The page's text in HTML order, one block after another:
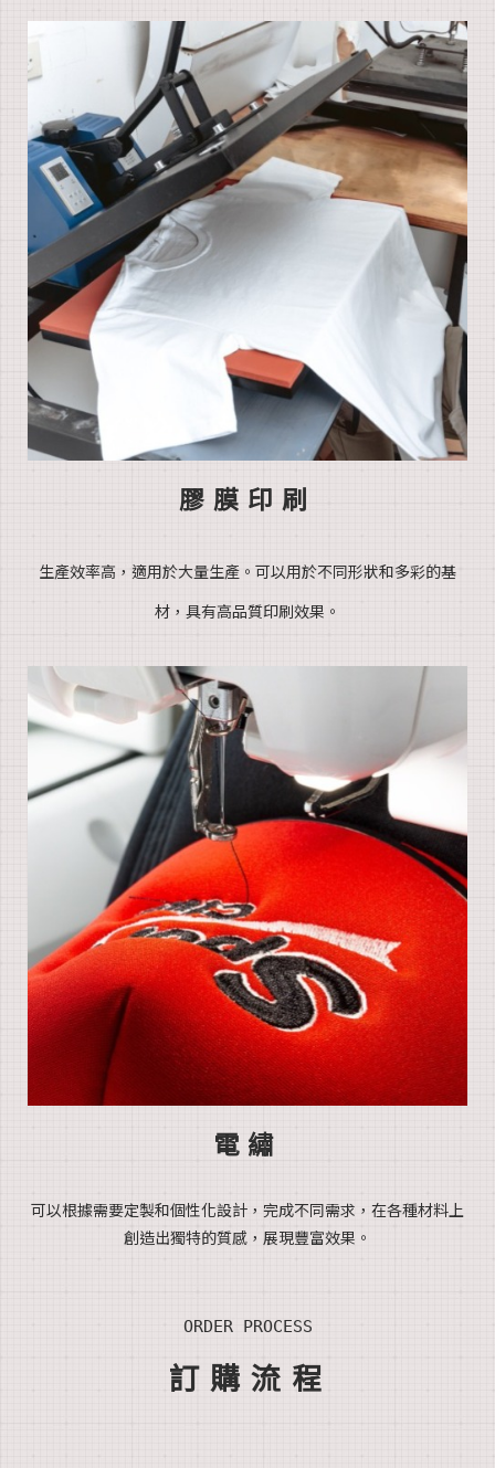
膠膜印刷
生產效率高 ，適用於大量生產。 可以用於不同形狀和多彩的基
材，具有高品質印刷效果。
電繡
可以根據需要定製和個性化設計，完成不同需求， 在各種材料上
創造出獨特的質感，展現豐富效果。
ORDER PROCESS
訂 購流 程